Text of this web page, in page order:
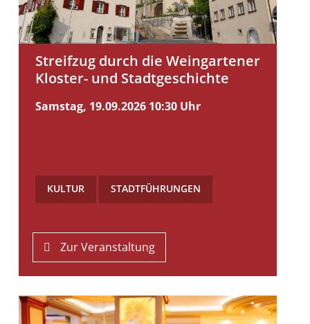
Streifzug durch die Weingartener
Kloster- und Stadtgeschichte
Samstag, 19.09.2026 10:30 Uhr
KULTUR STADTFÜHRUNGEN
Zur Veranstaltung